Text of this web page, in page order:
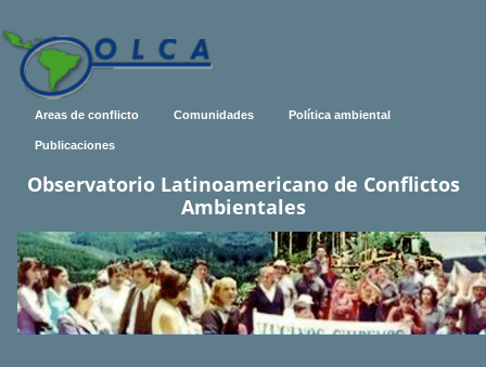
Areas de conflicto Comunidades Política ambiental
Publicaciones
Observatorio Latinoamericano de Conflictos
Ambientales